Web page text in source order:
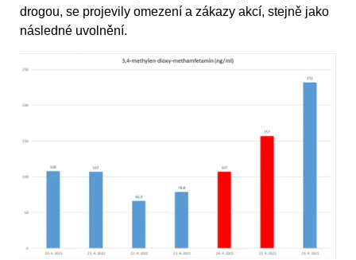
drogou, se projevily omezení a zákazy akcí, stejně jako
následné uvolnění.